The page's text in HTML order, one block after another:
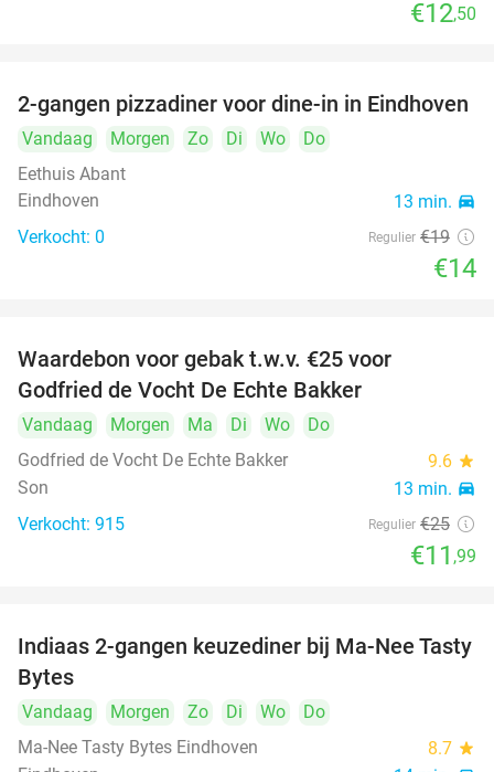
€12,50
26%
2-gangen pizzadiner voor dine-in in Eindhoven
Vandaag Morgen Zo Di Wo
Do
Eethuis Abant
Eindhoven
13 min. directions_car
Verkocht: 0 Regulier €19
€14
Waardebon voor gebak t.w.v. €25 voor
Godfried de Vocht De Echte Bakker
Vandaag Morgen Ma Di Wo
Do
Godfried de Vocht De Echte Bakker
9.6 star
Son 13 min. directions_car
Verkocht: 915 Regulier €25
€11 ,99
37%
Indiaas 2-gangen keuzediner bij Ma-Nee Tasty
Bytes
Vandaag Morgen Zo Di Wo
Do
Ma-Nee Tasty Bytes Eindhoven
8.7 star